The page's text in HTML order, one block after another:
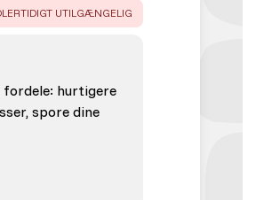
: UTILGÆNGELIG
hurtigere
spore dine